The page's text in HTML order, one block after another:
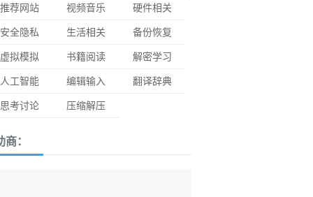
推荐网站
视频音乐
硬件相关
安全隐私
生活相关
备份恢复
虚拟模拟
书籍阅读
解密学习
人工智能
编辑输入
翻译辞典
思考讨论
压缩解压
商：